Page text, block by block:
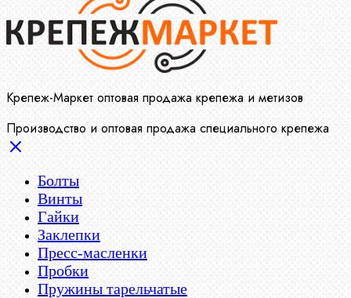
Крепеж-Маркет оптовая продажа крепежа и метизов
Производство и оптовая продажа специального крепежа
Болты
Винты
Гайки
Заклепки
Пресс-масленки
Пробки
Пружины тарельчатые